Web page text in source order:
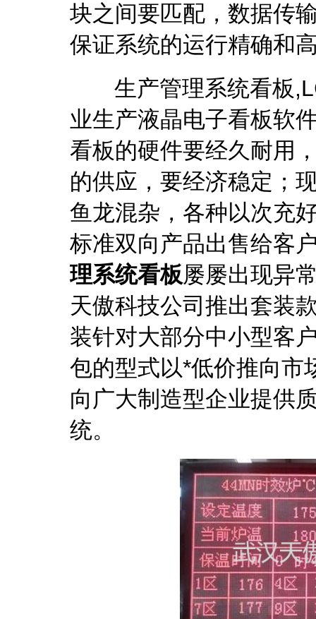
块之间要匹配，数据传
保证系统的运行精确和
生产管理系统看板
业生产液晶电子看板软
看板的硬件要经久耐用
的供应，要经济稳定；
鱼龙混杂，各种以次充
标准双向产品出售给客
理系统看板屡屡出现异
天傲科技公司推出套装
装针对大部分中小型客
包的型式以*低价推向市
向广大制造型企业提供
统。